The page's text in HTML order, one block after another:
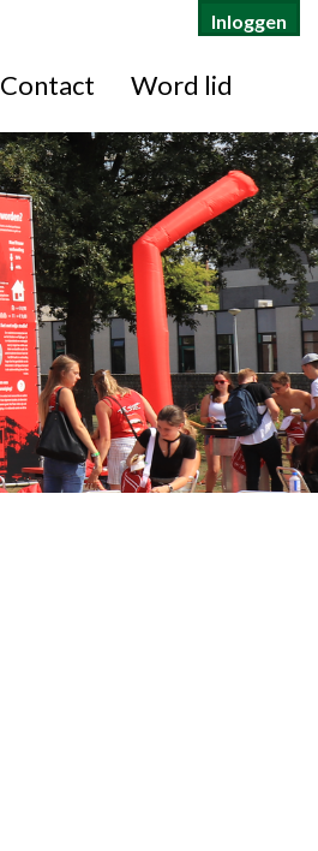
Inloggen
Contact Word lid